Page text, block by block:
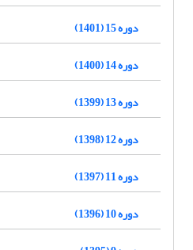
دوره 15 (1401)
دوره 14 (1400)
دوره 13 (1399)
دوره 12 (1398)
دوره 11 (1397)
دوره 10 (1396)